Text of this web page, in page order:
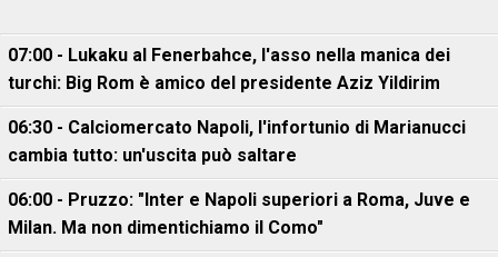
07:00 - Lukaku al Fenerbahce, l'asso nella manica dei
turchi: Big Rom è amico del presidente Aziz Yildirim
06:30 - Calciomercato Napoli, l'infortunio di Marianucci
cambia tutto: un'uscita può saltare
06:00 - Pruzzo: "Inter e Napoli superiori a Roma, Juve e
Milan. Ma non dimentichiamo il Como"